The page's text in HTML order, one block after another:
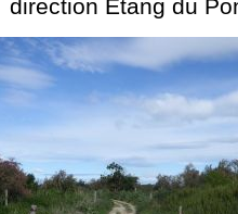
direction Étang du